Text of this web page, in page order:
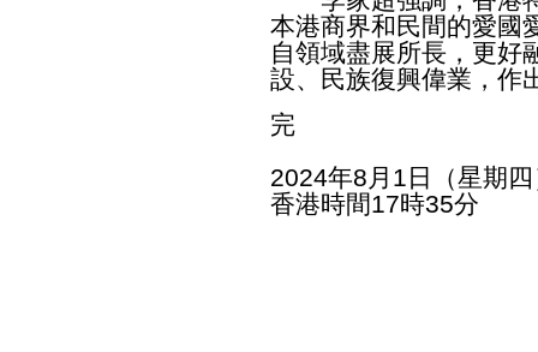
本港商界和民間的愛國
自領域盡展所長，更好
設、民族復興偉業，作
完
2024年8月1日（星期
香港時間17時35分